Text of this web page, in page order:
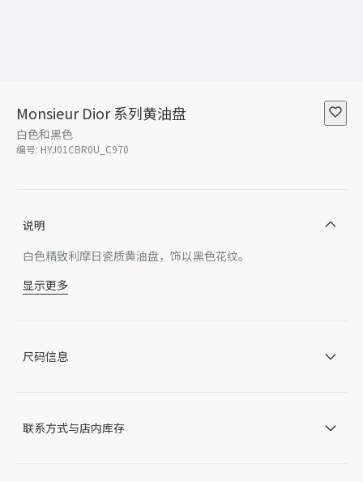
Monsieur Dior 系列黄油盘
白色和黑色
编号: HYJ01CBR0U_C970
说明
白色精致利摩日瓷质黄油盘，饰以黑色花纹。
瓷
某些款式 Dior 徽标的形式和/或在产品上的位置可能与图片略有
产品图片可能与产品实际外观不一致，以产品实物为准。如有相
显示更多
尺码信息
联系方式与店内库存